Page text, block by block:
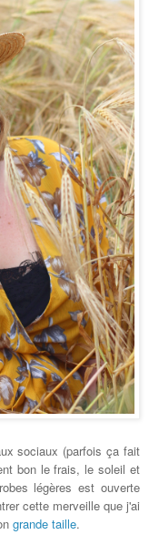
sociaux (parfois ça fait
bon le frais, le soleil et
légères est ouverte
cette merveille que j'ai
grande taille.